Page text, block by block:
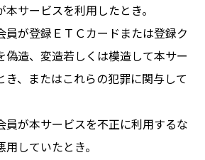
サービスを利用したとき。
員が登録ＥＴＣカードまたは登録ク
偽造、変造若しくは模造して本サー
き、またはこれらの犯罪に関与して
員が本サービスを不正に利用するな
していたとき。